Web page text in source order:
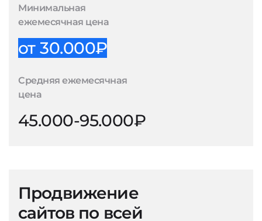
Минимальная
ежемесячная цена
от 30.000₽
Средняя ежемесячная
цена
45.000-95.000₽
Продвижение
сайтов по всей